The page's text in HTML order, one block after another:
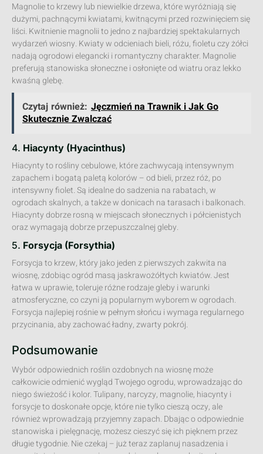
Magnolie to krzewy lub niewielkie drzewa, które wyróżniają się
dużymi, pachnącymi kwiatami, kwitnącymi przed rozwinięciem się
liści. Kwitnienie magnolii to jedno z najbardziej spektakularnych
wydarzeń wiosny. Kwiaty w odcieniach bieli, różu, fioletu czy żółci
nadają ogrodowi elegancki i romantyczny charakter. Magnolie
preferują stanowiska słoneczne i osłonięte od wiatru oraz lekko
kwaśną glebę.
Czytaj również: Jęczmień na Trawnik i Jak Go
Skutecznie Zwalczać
4. Hiacynty (Hyacinthus)
Hiacynty to rośliny cebulowe, które zachwycają intensywnym
zapachem i bogatą paletą kolorów – od bieli, przez róż, po
intensywny fiolet. Są idealne do sadzenia na rabatach, w
ogrodach skalnych, a także w donicach na tarasach i balkonach.
Hiacynty dobrze rosną w miejscach słonecznych i półcienistych
oraz wymagają dobrze przepuszczalnej gleby.
5. Forsycja (Forsythia)
Forsycja to krzew, który jako jeden z pierwszych zakwita na
wiosnę, zdobiąc ogród masą jaskrawożółtych kwiatów. Jest
łatwa w uprawie, toleruje różne rodzaje gleby i warunki
atmosferyczne, co czyni ją popularnym wyborem w ogrodach.
Forsycja najlepiej rośnie w pełnym słońcu i wymaga regularnego
przycinania, aby zachować ładny, zwarty pokrój.
Podsumowanie
Wybór odpowiednich roślin ozdobnych na wiosnę może
całkowicie odmienić wygląd Twojego ogrodu, wprowadzając do
niego świeżość i kolor. Tulipany, narcyzy, magnolie, hiacynty i
forsycje to doskonałe opcje, które nie tylko cieszą oczy, ale
również wprowadzają przyjemny zapach. Dbając o odpowiednie
stanowiska i pielęgnację, możesz cieszyć się ich pięknem przez
długie tygodnie. Nie czekaj – już teraz zaplanuj nasadzenia i